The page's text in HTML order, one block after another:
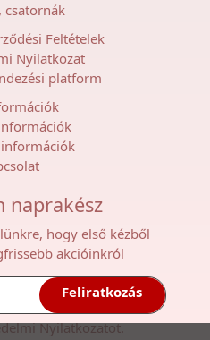
csatornák
Feltételek
Nyilatkozat
platform
naprakész
hogy első kézből
akcióinkról
Feliratkozás
Nyilatkozatot.